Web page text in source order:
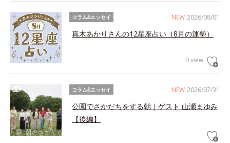
NEW 2026/08/01
コラム&エッセイ
真木あかりさんの12星座占い（8月の運勢）
0 view
NEW 2026/07/31
コラム&エッセイ
公園でさかだちをする朝｜ゲスト 山瀬まゆみ
【後編】